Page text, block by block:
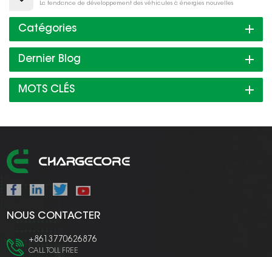
La tendance de développement des véhicules à énergies nouvelles
Catégories
Dernier Blog
MOTS CLÉS
NOUS CONTACTER
+8613770626876
CALL TOLL FREE